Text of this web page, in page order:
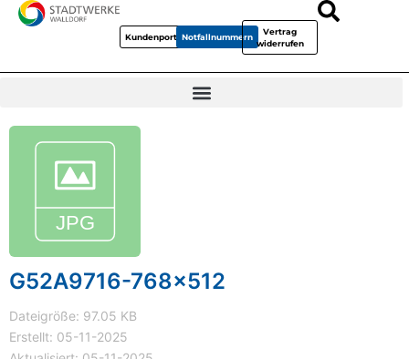
KundenportalNotfallnummern
Vertrag
widerrufen
G52A9716-768x512
Dateigröße: 97.05 KB
Erstellt: 05-11-2025